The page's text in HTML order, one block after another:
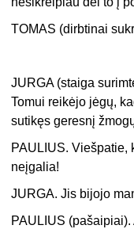
TOMAS (dirbtinai
JURGA (staiga
Tomui reikėjo jėgų,
sutikęs geresnį
PAULIUS. Viešpatie,
neįgalia!
JURGA. Jis bijojo
PAULIUS